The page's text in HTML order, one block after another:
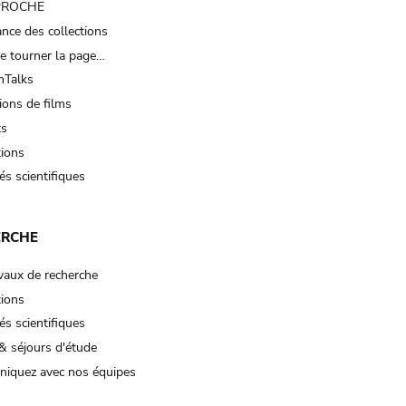
des collections
tourner la page…
de films
scientifiques
de recherche
scientifiques
séjours d'étude
avec nos équipes